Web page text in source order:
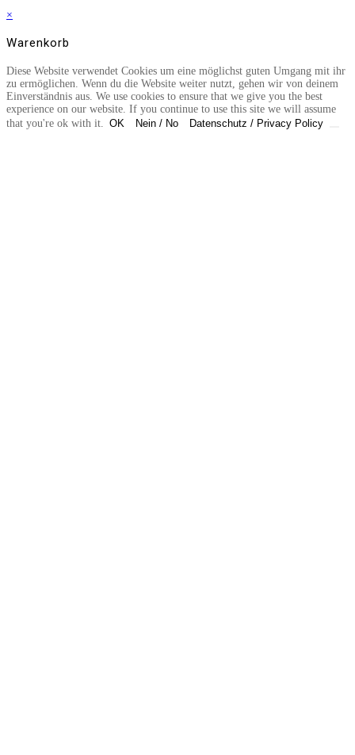
×
Warenkorb
Diese Website verwendet Cookies um eine möglichst guten Umgang mit ihr
zu ermöglichen. Wenn du die Website weiter nutzt, gehen wir von deinem
Einverständnis aus. We use cookies to ensure that we give you the best
experience on our website. If you continue to use this site we will assume
that you're ok with it. OK Nein / No Datenschutz / Privacy Policy